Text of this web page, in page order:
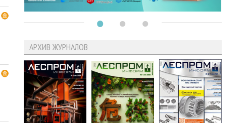
АРХИВ ЖУРНАЛОВ